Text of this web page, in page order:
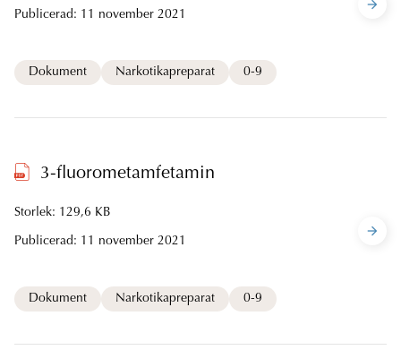
Publicerad: 11 november 2021
Dokument Narkotikapreparat 0-9
3-fluorometamfetamin
Storlek: 129,6 KB
Publicerad: 11 november 2021
Dokument Narkotikapreparat 0-9